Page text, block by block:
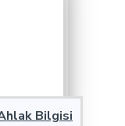
Bilgisi